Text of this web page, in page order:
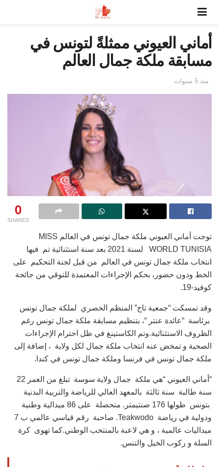
أماني العيوني ممثلةً لتونس في
مسابقة ملكة جمال العالم
منذ 5 سنوات
0
SHARES
توجت أماني العيوني ملكة جمال تونس في العالم MISS
WORLD TUNISIA لسنة 2021 بعد سنة استثنائية تم فيها
انتخاب ملكة جمال تونس في العالم من قبل لجنة التحكيم على
الخط ودون حضور، بحكم الإجراءات المعتمدة للتوقي من جائحة
كوفيد-19.
وقد تمسكت “جمعية تاج” المنظم الحصري لملكة جمال تونس
برئاسة “عائدة عنتر “، بتنظيم مسابقة ملكة جمال تونس رغم
الظروف الاستثنائية.وتم الكاستينغ في ظل احترام الإجراءات
الصحية و تمخض عنه انتخاب ملكة جمال لكل ولاية ، إضافة إلى
ملكة جمال تونس في فرنسا وملكة جمال تونس في كندا.
“أماني العيوني “هي ملكة جمال ولاية سوسة تبلغ من العمر 22
سنة طالبة سنة ثالثة بالمعهد العالي للرياضة والتربية البدنية
بتونس طولها 176 صنتيمتر. متحصلة على 86 ميدالية وطنية
ودولية في رياضة Teakwodo. صاحبة رقم قياسي عالمي ب 7
ميداليات عالمية ، و هي لاعبة بالمنتخب الوطني.كما تهوى كرة
السلة و ركوب الخيل والتنس.